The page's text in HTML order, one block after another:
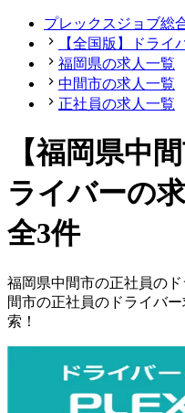
プレックスジョブ総
【全国版】ドライ
福岡県の求人一覧
中間市の求人一覧
正社員の求人一覧
【福岡県中
ライバーの
全3件
福岡県中間市の正社員の
間市の正社員の ドライバー
索！